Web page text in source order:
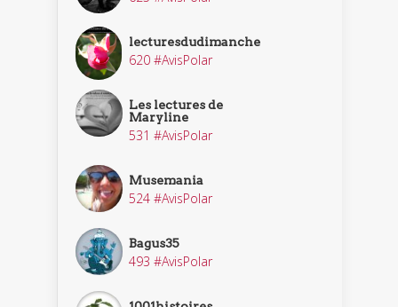
lecturesdudimanche
620 #AvisPolar
Les lectures de
Maryline
531 #AvisPolar
Musemania
524 #AvisPolar
Bagus35
493 #AvisPolar